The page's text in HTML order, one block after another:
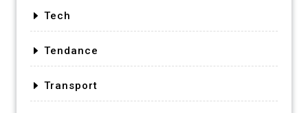
Tech
Tendance
Transport